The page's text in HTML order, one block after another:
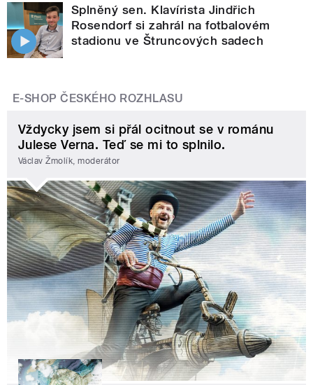
Splněný sen. Klavírista Jindřich
Rosendorf si zahrál na fotbalovém
stadionu ve Štruncových sadech
E-SHOP ČESKÉHO ROZHLASU
Vždycky jsem si přál ocitnout se v románu
Julese Verna. Teď se mi to splnilo.
Václav Žmolík, moderátor